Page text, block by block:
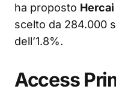
ha proposto
scelto da 284.000
dell’1.8%.
Access